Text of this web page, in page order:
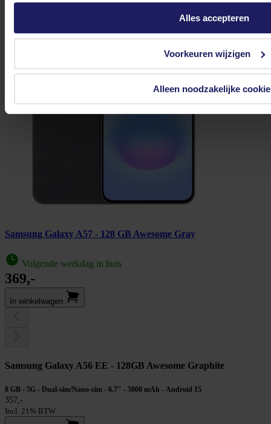
Alles accepteren
Voorkeuren wijzigen
Alleen noodzakelijke
Samsung Galaxy A57 - 128 GB Awesome Gray
Volgende werkdag in huis
369,-
In winkel­wagen
Samsung Galaxy A56 EE - 128GB Awesome Graphite
8 GB - 5G - Dual-sim/Nano-sim - 6.7" - 5000 mAh - Android 15
357,-
Incl. 21% BTW